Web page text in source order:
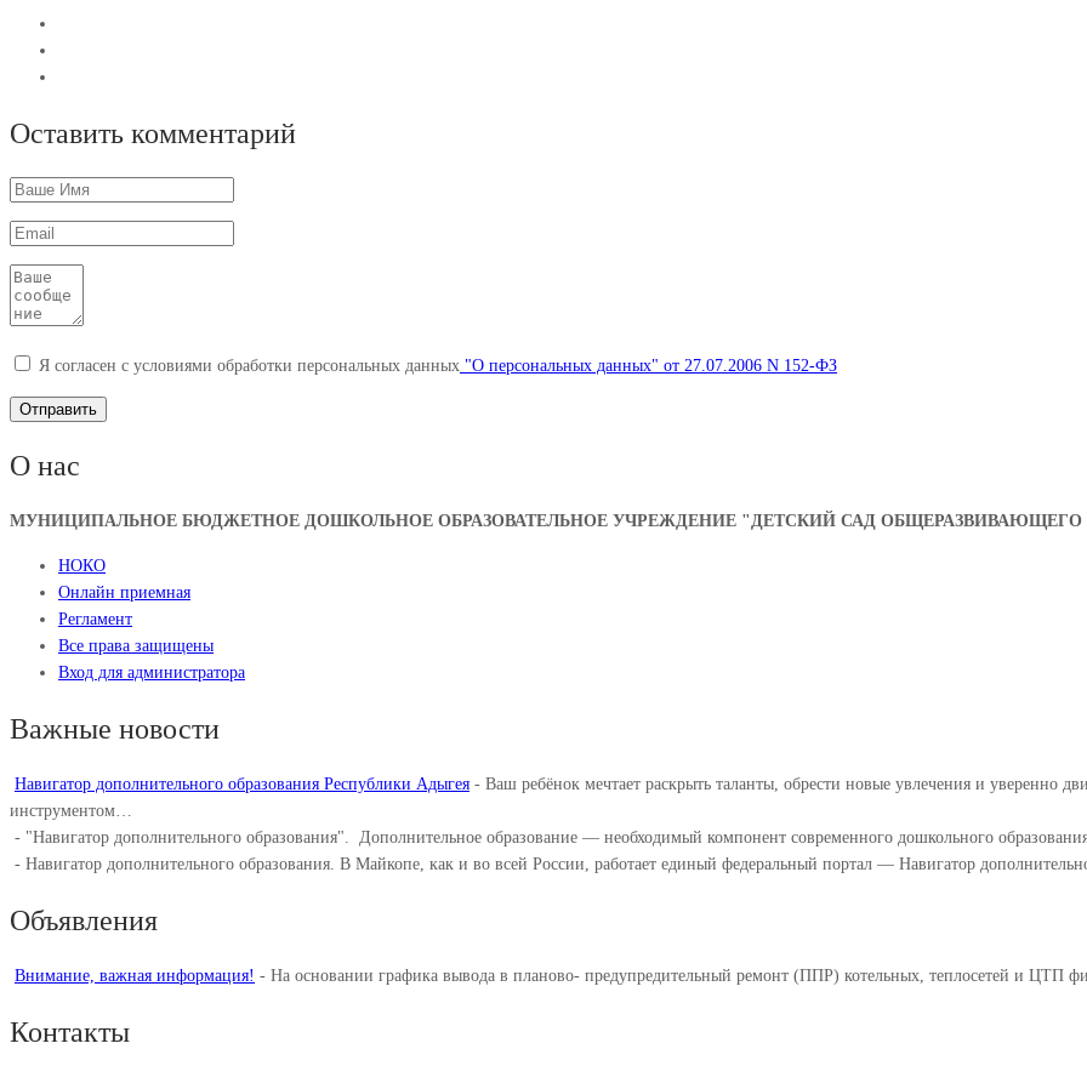
Оставить комментарий
Я согласен с условиями обработки персональных данных "О персональных данных" от 27.07.2006 N 152-ФЗ
О нас
МУНИЦИПАЛЬНОЕ БЮДЖЕТНОЕ ДОШКОЛЬНОЕ ОБРАЗОВАТЕЛЬНОЕ УЧРЕЖДЕНИЕ "ДЕТСКИЙ САД ОБЩЕРАЗВИВАЮЩЕГО
НОКО
Онлайн приемная
Регламент
Все права защищены
Вход для администратора
Важные новости
Навигатор дополнительного образования Республики Адыгея - Ваш ребёнок мечтает раскрыть таланты, обрести новые увлечения и уверенно
инструментом…
- "Навигатор дополнительного образования". ⁣ Дополнительное образование — необходимый компонент современного дошкольного
- Навигатор дополнительного образования. В Майкопе, как и во всей России, работает единый федеральный портал — Навигатор
Объявления
Внимание, важная информация! - На основании графика вывода в планово- предупредительный ремонт (ППР) котельных, теплосетей и
Контакты